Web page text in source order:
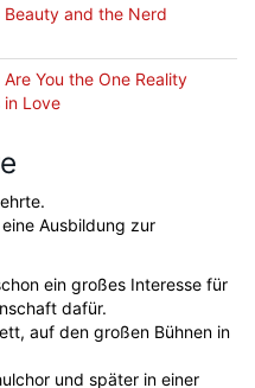
Beauty and the Nerd
Are You the One Reality
in Love
Ausbildung zur
ein großes Interesse für
dafür.
auf den großen Bühnen in
und später in einer